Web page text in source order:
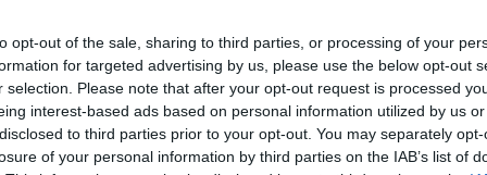
opt-out of the sale, sharing to third parties, or processing of your
for targeted advertising by us, please use the below opt-out
selection. Please note that after your opt-out request is processed
interest-based ads based on personal information utilized by us
to third parties prior to your opt-out. You may separately
of your personal information by third parties on the IAB’s list of
, vagyis amikora szemcsék állaga a finom homokra
szerencsés, mertmegnehezítheti a víz átjutását, és
töltsük meg teljesen, dene tömörítsük. A cél az,
. Ha igazán pontosak szeretnénk lenni,